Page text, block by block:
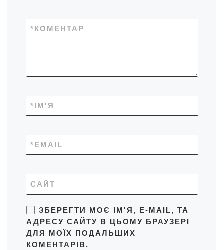
КОМЕНТАР
*
ІМ'Я
*
EMAIL
*
САЙТ
ЗБЕРЕГТИ МОЄ ІМ'Я, E-MAIL, ТА
АДРЕСУ САЙТУ В ЦЬОМУ БРАУЗЕРІ
ДЛЯ МОЇХ ПОДАЛЬШИХ
КОМЕНТАРІВ.